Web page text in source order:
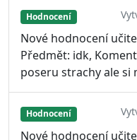
Hodnocení
Nové hodnocení
Předmět: idk,
poseru strachy ale si
Hodnocení
Nové hodnocení